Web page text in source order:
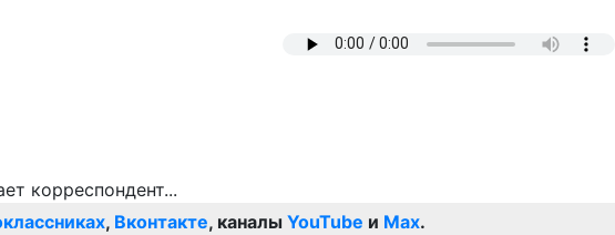
, Вконтакте, каналы YouTube и Max.